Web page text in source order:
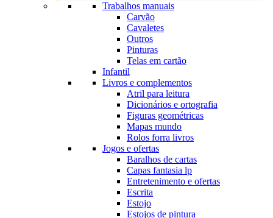
Trabalhos manuais
Carvão
Cavaletes
Outros
Pinturas
Telas em cartão
Infantil
Livros e complementos
Atril para leitura
Dicionários e ortografia
Figuras geométricas
Mapas mundo
Rolos forra livros
Jogos e ofertas
Baralhos de cartas
Capas fantasia lp
Entretenimento e ofertas
Escrita
Estojo
Estojos de pintura